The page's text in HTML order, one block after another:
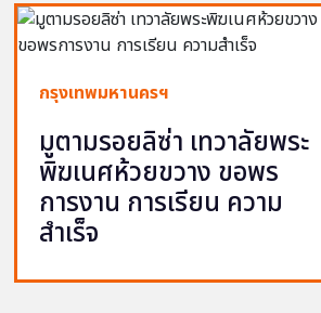
กรุงเทพมหานครฯ
มูตามรอยลิซ่า เทวาลัยพระ
พิฆเนศห้วยขวาง ขอพร
การงาน การเรียน ความ
สำเร็จ